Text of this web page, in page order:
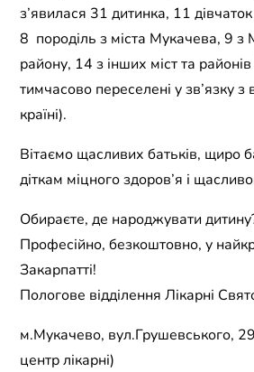
з’явилася 31 дитинка, 11
8 породіль з міста Мукачева, 9 з
району, 14 з інших міст та
тимчасово переселені у зв’язку
країні).
Вітаємо щасливих батьків, щиро
діткам міцного здоров’я і
Обираєте, де народжувати
Професійно, безкоштовно, у
Закарпатті!
Пологове відділення Лікарні
м.Мукачево, вул.Грушевського,
центр лікарні)